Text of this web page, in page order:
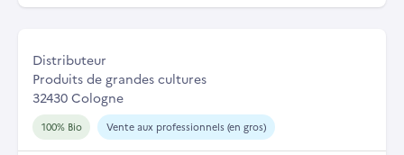
Distributeur
Produits de grandes cultures
32430 Cologne
100% Bio Vente aux professionnels (en gros)